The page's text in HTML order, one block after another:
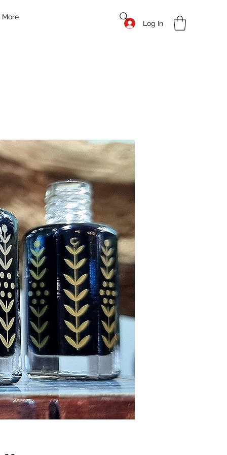
More
Log In